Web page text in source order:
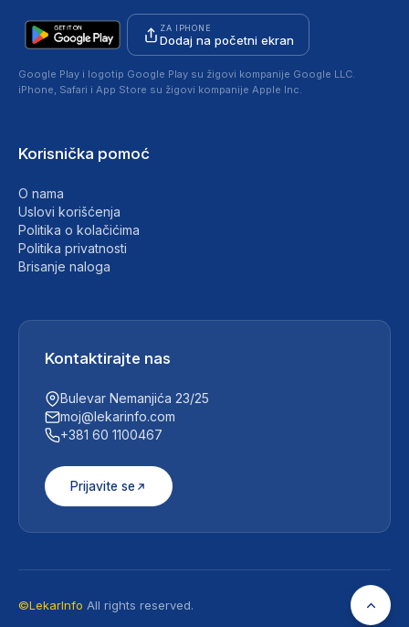
ZA IPHONE
Dodaj na početni ekran
Google Play i logotip Google Play su žigovi kompanije Google LLC.
iPhone, Safari i App Store su žigovi kompanije Apple Inc.
Korisnička pomoć
O nama
Uslovi korišćenja
Politika o kolačićima
Politika privatnosti
Brisanje naloga
Kontaktirajte nas
Bulevar Nemanjića 23/25
moj@lekarinfo.com
+381 60 1100467
Prijavite se
©LekarInfo All rights reserved.